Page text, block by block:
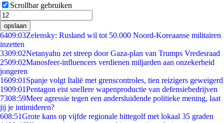
Scrollbar gebruiken
opslaan
6409:03Zelensky: Rusland wil tot 50.000 Noord-Koreaanse militairen
inzetten
3309:02Netanyahu zet streep door Gaza-plan van Trumps Vredesraad
2509:02Manosfeer-influencers verdienen miljarden aan onzekerheid
jongeren
1609:01 Spanje volgt Italië met grenscontroles, tien reizigers geweigerd
1909:01Pentagon eist snellere wapenproductie van defensiebedrijven
7308:59Meer agressie tegen een andersluidende politieke mening, laat
jij je intimideren?
608:51Grote kans op vijfde regionale hittegolf met lokaal 35 graden